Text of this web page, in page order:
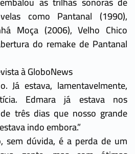
como Pantanal (1990),
Moça (2006), Velho Chico
do remake de Pantanal
à GloboNews
Já estava, lamentavelmente,
Edmara já estava nos
três dias que nosso grande
indo embora.”
sem dúvida, é a perda de um